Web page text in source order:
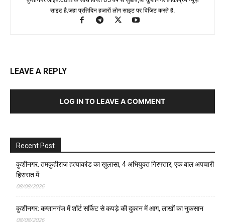
साइट है.जहा प्रतिदिन हजारों लोग साइट पर विजिट करते है.
LEAVE A REPLY
LOG IN TO LEAVE A COMMENT
Recent Post
कुशीनगर: तमकुहीराज हत्याकांड का खुलासा, 4 अभियुक्त गिरफ्तार, एक बाल अपचारी
हिरासत में
08/08/2026
कुशीनगर: कप्तानगंज में शॉर्ट सर्किट से कपड़े की दुकान में आग, लाखों का नुकसान
08/08/2026